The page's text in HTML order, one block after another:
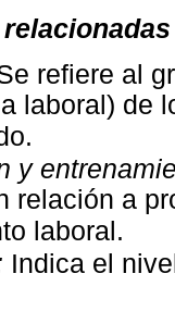
refiere al
laboral) de
y
relación a
laboral.
Indica el